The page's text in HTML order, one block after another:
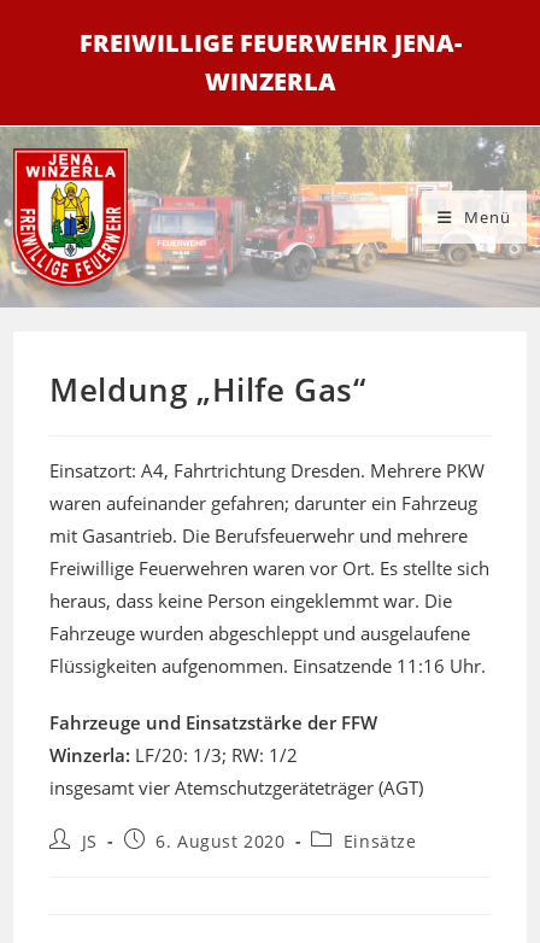
FREIWILLIGE FEUERWEHR JENA-
WINZERLA
Menü
Meldung „Hilfe Gas“
Einsatzort: A4, Fahrtrichtung Dresden. Mehrere PKW
waren aufeinander gefahren; darunter ein Fahrzeug
mit Gasantrieb. Die Berufsfeuerwehr und mehrere
Freiwillige Feuerwehren waren vor Ort. Es stellte sich
heraus, dass keine Person eingeklemmt war. Die
Fahrzeuge wurden abgeschleppt und ausgelaufene
Flüssigkeiten aufgenommen. Einsatzende 11:16 Uhr.
Fahrzeuge und Einsatzstärke der FFW
Winzerla: LF/20: 1/3; RW: 1/2
insgesamt vier Atemschutzgeräteträger (AGT)
Beitrags-
JS
Beitrag6. August 2020
Beitrags-
Einsätze